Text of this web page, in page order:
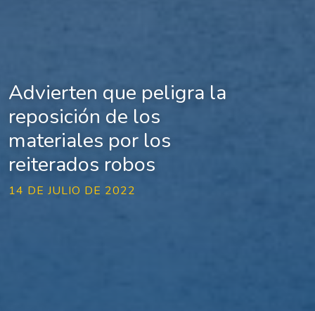
Advierten que peligra la
reposición de los
materiales por los
reiterados robos
14 DE JULIO DE 2022